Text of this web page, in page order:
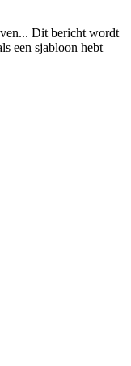
Dit bericht wordt
een sjabloon hebt